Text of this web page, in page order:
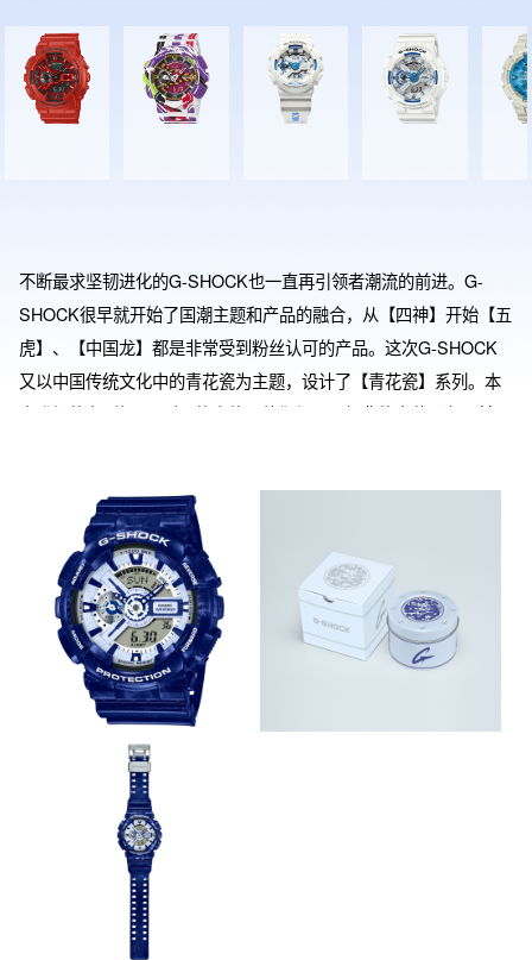
不断最求坚韧进化的G-SHOCK也一直再引领者潮流的前进。G-
SHOCK很早就开始了国潮主题和产品的融合，从【四神】开始【五
虎】、【中国龙】都是非常受到粉丝认可的产品。这次G-SHOCK
又以中国传统文化中的青花瓷为主题，设计了【青花瓷】系列。本
次登场的有4款不同型号的表款，他们都用了经典的青花配色。兼具